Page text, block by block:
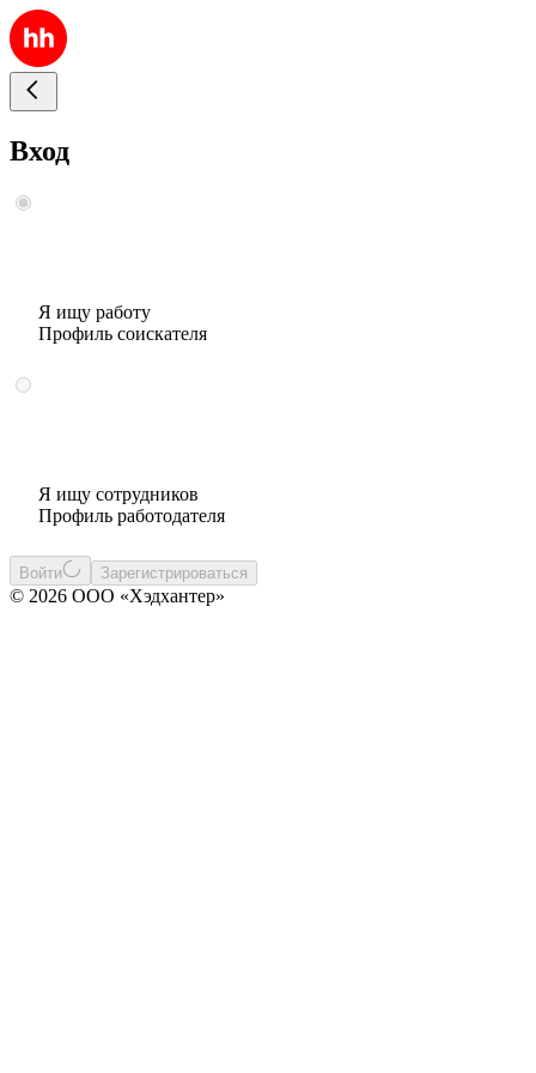
Вход
Я ищу работу
Профиль соискателя
Я ищу сотрудников
Профиль работодателя
Войти Зарегистрироваться
© 2026 ООО «Хэдхантер»